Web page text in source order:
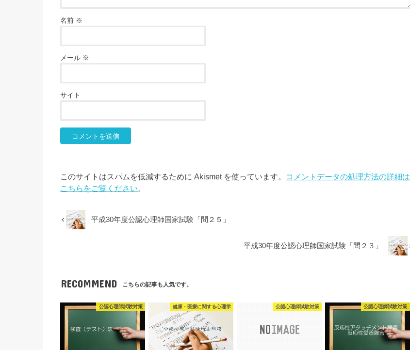
名前 ※
メール ※
サイト
このサイトはスパムを低減するために Akismet を使っています。
コメントデータの処理方法の詳細は
こちらをご覧ください。
平成30年度公認心理師国家試験「問２５」
平成30年度公認心理師国家試験「問２３」
RECOMMEND こちらの記事も人気です。
公認心理師試験対策 健康・医療に関する心理学 公認心理師試験対策 公認心理師試験対策